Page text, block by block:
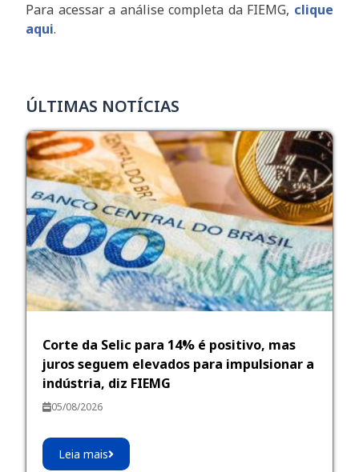
Para acessar a análise completa da FIEMG, clique
aqui.
ÚLTIMAS NOTÍCIAS
Corte da Selic para 14% é positivo, mas
juros seguem elevados para impulsionar a
indústria, diz FIEMG
05/08/2026
Leia mais